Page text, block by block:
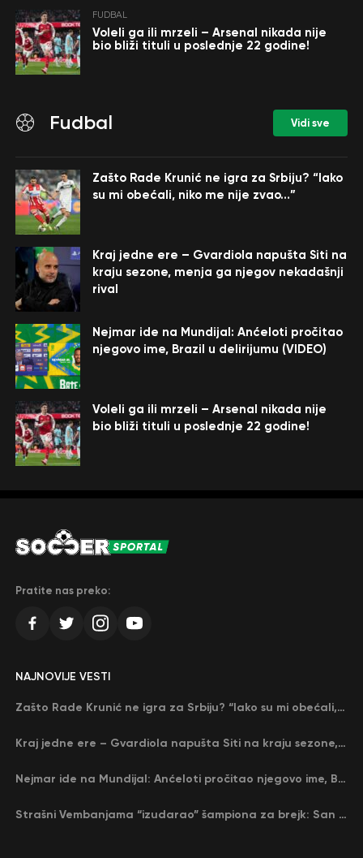
FUDBAL
Voleli ga ili mrzeli – Arsenal nikada nije
bio bliži tituli u poslednje 22 godine!
Fudbal Vidi sve
Zašto Rade Krunić ne igra za Srbiju? “Iako
su mi obećali, niko me nije zvao…”
Kraj jedne ere – Gvardiola napušta Siti na
kraju sezone, menja ga njegov nekadašnji
rival
Nejmar ide na Mundijal: Anćeloti pročitao
njegovo ime, Brazil u delirijumu (VIDEO)
Voleli ga ili mrzeli – Arsenal nikada nije
bio bliži tituli u poslednje 22 godine!
Pratite nas preko:
NAJNOVIJE VESTI
Zašto Rade Krunić ne igra za Srbiju? “Iako su mi obećali, niko me nije zvao…”
Kraj jedne ere – Gvardiola napušta Siti na kraju sezone, menja ga njegov nekadašnji rival
Nejmar ide na Mundijal: Anćeloti pročitao njegovo ime, Brazil u delirijumu (VIDEO)
Strašni Vembanjama “izudarao” šampiona za brejk: San Antonio poveo protiv Oklahome